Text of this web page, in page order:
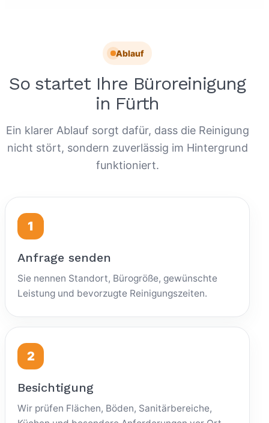
Ablauf
So startet Ihre Büroreinigung
in Fürth
Ein klarer Ablauf sorgt dafür, dass die Reinigung
nicht stört, sondern zuverlässig im Hintergrund
funktioniert.
Anfrage senden
Sie nennen Standort, Bürogröße, gewünschte
Leistung und bevorzugte Reinigungszeiten.
Besichtigung
Wir prüfen Flächen, Böden, Sanitärbereiche,